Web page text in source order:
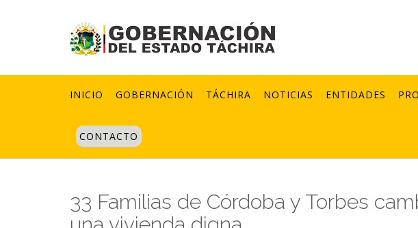
INICIO GOBERNACIÓN TÁCHIRA NOTICIAS ENTIDADES
CONTACTO
33 Familias de Córdoba y Torbes